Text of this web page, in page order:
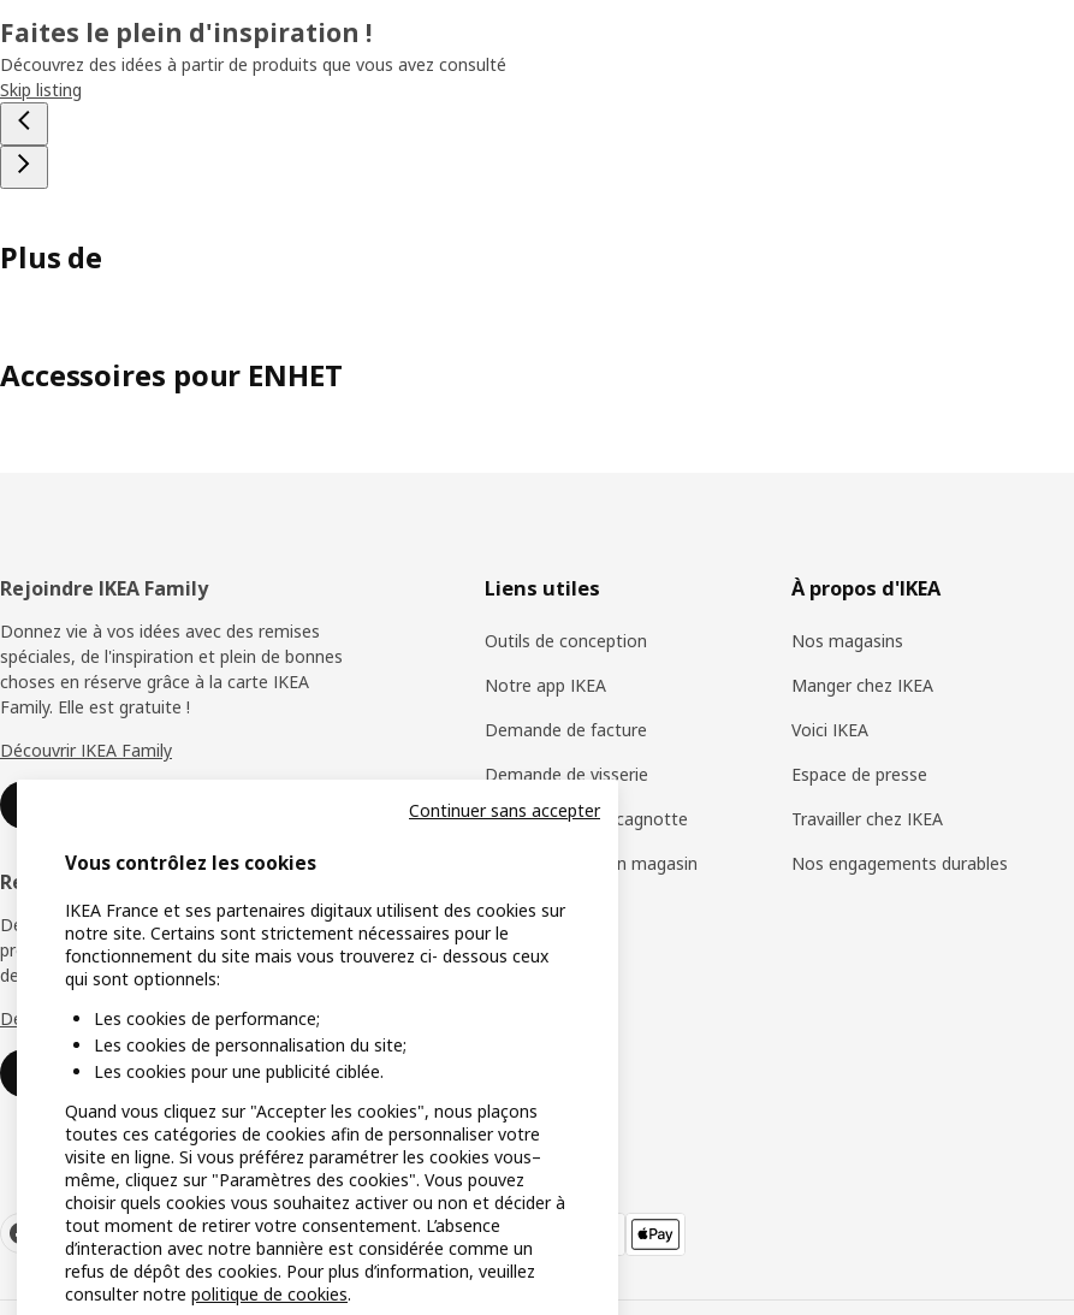
Faites le plein d'inspiration !
Découvrez des idées à partir de produits que vous avez consulté
Skip listing
Plus de
Accessoires pour ENHET
Pied
de
page
Rejoindre IKEA Family
Donnez vie à vos idées avec des remises
spéciales, de l'inspiration et plein de bonnes
choses en réserve grâce à la carte IKEA
Family. Elle est gratuite !
Découvrir IKEA Family
Rejoindre le Réseau IKEA Pro
Devenez membre du Réseau IKEA Pro, notre
programme de fidélité avec des avantages,
des services dédiés et des offres exclusives.
Découvrir le Réseau IKEA Pro
Rejoindre ou se connecter
Liens utiles
Outils de conception
Notre app IKEA
Demande de facture
Demande de visserie
Carte cadeau et cagnotte
Objets trouvés en magasin
À propos d'IKEA
Nos magasins
Manger chez IKEA
Voici IKEA
Espace de presse
Travailler chez IKEA
Nos engagements durables
Vous contrôlez les cookies
IKEA France et ses partenaires digitaux utilisent des cookies sur
notre site. Certains sont strictement nécessaires pour le
fonctionnement du site mais vous trouverez ci- dessous ceux
qui sont optionnels:
Les cookies de performance;
Les cookies de personnalisation du site;
Les cookies pour une publicité ciblée.
Quand vous cliquez sur "Accepter les cookies", nous plaçons
toutes ces catégories de cookies afin de personnaliser votre
visite en ligne. Si vous préférez paramétrer les cookies vous–
même, cliquez sur "Paramètres des cookies". Vous pouvez
choisir quels cookies vous souhaitez activer ou non et décider à
tout moment de retirer votre consentement. L’absence
d’interaction avec notre bannière est considérée comme un
refus de dépôt des cookies. Pour plus d’information, veuillez
consulter notre politique de cookies.
Continuer sans accepter